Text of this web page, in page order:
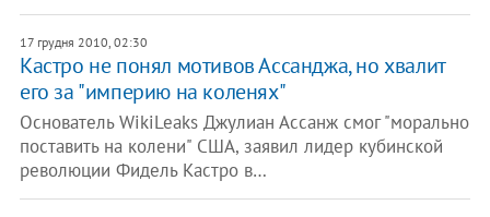
17 грудня 2010, 02:30
Кастро не понял мотивов Ассанджа, но хвалит
его за "империю на коленях"
Основатель WikiLeaks Джулиан Ассанж смог "морально
поставить на колени" США, заявил лидер кубинской
революции Фидель Кастро в…